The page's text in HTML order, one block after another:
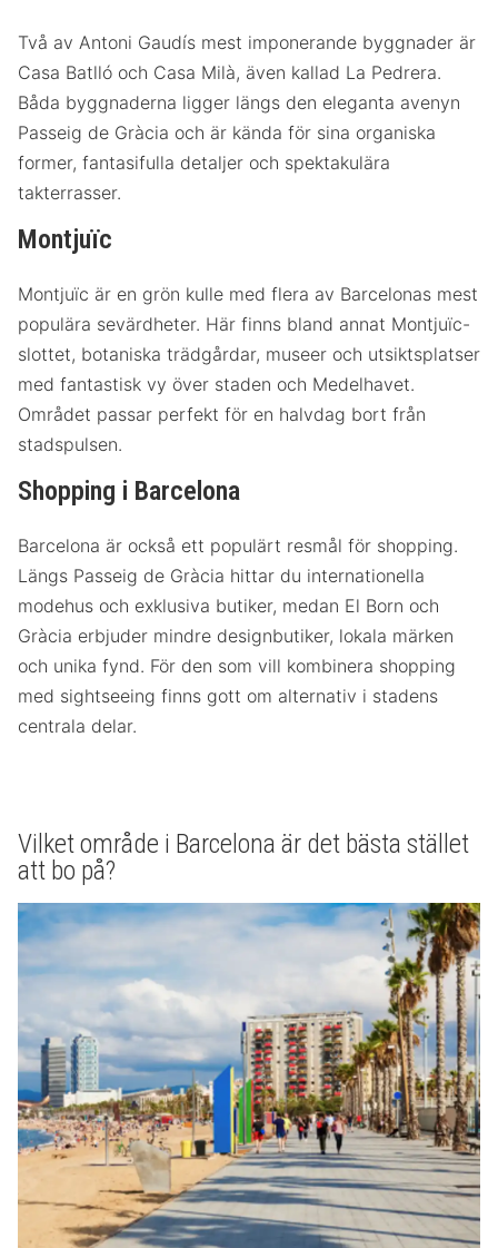
Två av Antoni Gaudís mest imponerande byggnader är
Casa Batlló och Casa Milà, även kallad La Pedrera.
Båda byggnaderna ligger längs den eleganta avenyn
Passeig de Gràcia och är kända för sina organiska
former, fantasifulla detaljer och spektakulära
takterrasser.
Montjuïc
Montjuïc är en grön kulle med flera av Barcelonas mest
populära sevärdheter. Här finns bland annat Montjuïc-
slottet, botaniska trädgårdar, museer och utsiktsplatser
med fantastisk vy över staden och Medelhavet.
Området passar perfekt för en halvdag bort från
stadspulsen.
Shopping i Barcelona
Barcelona är också ett populärt resmål för shopping.
Längs Passeig de Gràcia hittar du internationella
modehus och exklusiva butiker, medan El Born och
Gràcia erbjuder mindre designbutiker, lokala märken
och unika fynd. För den som vill kombinera shopping
med sightseeing finns gott om alternativ i stadens
centrala delar.
Vilket område i Barcelona är det bästa stället
att bo på?